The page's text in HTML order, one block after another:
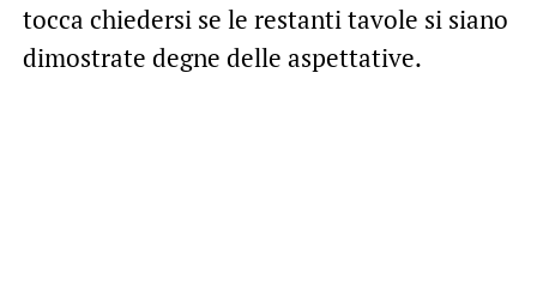
tocca chiedersi se le restanti tavole si siano
dimostrate degne delle aspettative.